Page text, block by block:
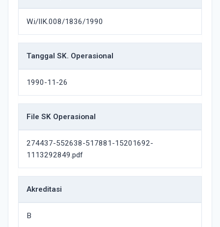
W.i/IIK.008/1836/1990
Tanggal SK. Operasional
1990-11-26
File SK Operasional
274437-552638-517881-15201692-
1113292849.pdf
Akreditasi
B